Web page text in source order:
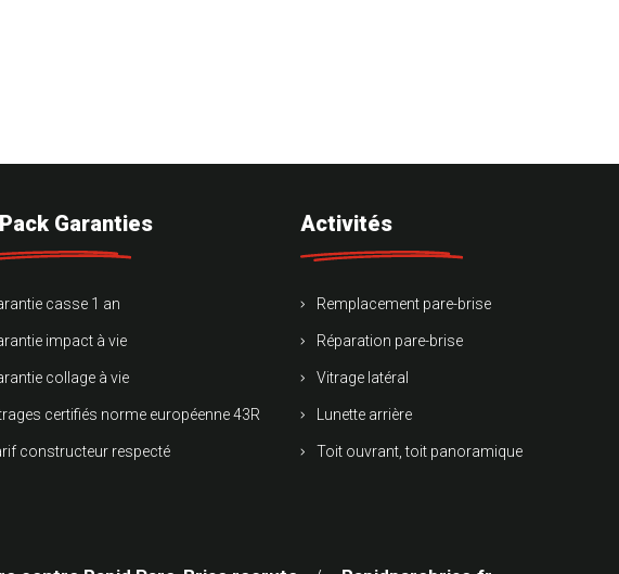
Garanties
casse 1 an
impact à vie
collage à vie
certifiés norme européenne 43R
constructeur respecté
Activités
Remplacement pare-brise
Réparation pare-brise
Vitrage latéral
Lunette arrière
Toit ouvrant, toit panoramique